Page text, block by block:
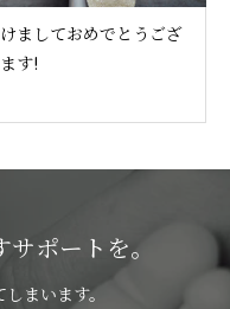
ましておめでとうござ
す!
ポートを。
まいます。